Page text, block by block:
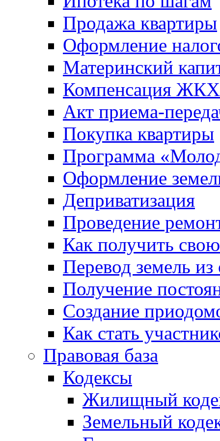
Продажа квартиры
Оформление
Материнский
Компенсация ЖКХ
Акт приема-
Покупка квартиры
Программа
Оформление
Деприватизация
Проведение
Как получить
Перевод земель
Получение
Создание
Как стать
Правовая база
Кодексы
Жилищный
Земельный